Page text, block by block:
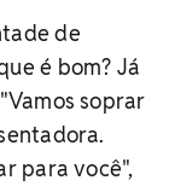
de
é bom? Já
soprar
para você",